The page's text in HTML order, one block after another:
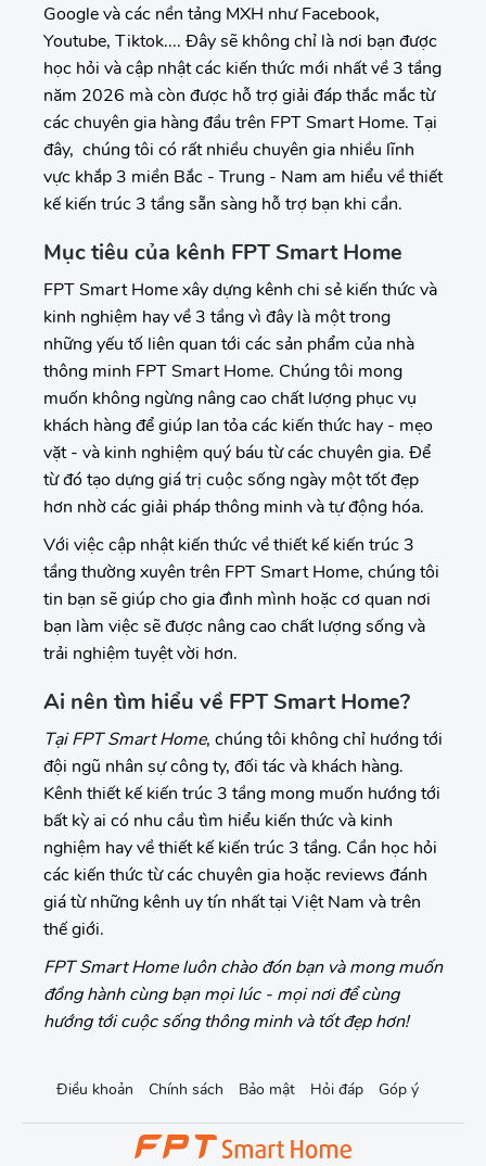
Google và các nền tảng MXH như Facebook,
Youtube, Tiktok.... Đây sẽ không chỉ là nơi bạn được
học hỏi và cập nhật các kiến thức mới nhất về 3 tầng
năm 2026 mà còn được hỗ trợ giải đáp thắc mắc từ
các chuyên gia hàng đầu trên FPT Smart Home. Tại
đây, chúng tôi có rất nhiều chuyên gia nhiều lĩnh
vực khắp 3 miền Bắc - Trung - Nam am hiểu về thiết
kế kiến trúc 3 tầng sẵn sàng hỗ trợ bạn khi cần.
Mục tiêu của kênh FPT Smart Home
FPT Smart Home xây dựng kênh chi sẻ kiến thức và
kinh nghiệm hay về 3 tầng vì đây là một trong
những yếu tố liên quan tới các sản phẩm của nhà
thông minh FPT Smart Home. Chúng tôi mong
muốn không ngừng nâng cao chất lượng phục vụ
khách hàng để giúp lan tỏa các kiến thức hay - mẹo
vặt - và kinh nghiệm quý báu từ các chuyên gia. Để
từ đó tạo dựng giá trị cuộc sống ngày một tốt đẹp
hơn nhờ các giải pháp thông minh và tự động hóa.
Với việc cập nhật kiến thức về thiết kế kiến trúc 3
tầng thường xuyên trên FPT Smart Home, chúng tôi
tin bạn sẽ giúp cho gia đình mình hoặc cơ quan nơi
bạn làm việc sẽ được nâng cao chất lượng sống và
trải nghiệm tuyệt vời hơn.
Ai nên tìm hiểu về FPT Smart Home?
Tại FPT Smart Home, chúng tôi không chỉ hướng tới
đội ngũ nhân sự công ty, đối tác và khách hàng.
Kênh thiết kế kiến trúc 3 tầng mong muốn hướng tới
bất kỳ ai có nhu cầu tìm hiểu kiến thức và kinh
nghiệm hay về thiết kế kiến trúc 3 tầng. Cần học hỏi
các kiến thức từ các chuyên gia hoặc reviews đánh
giá từ những kênh uy tín nhất tại Việt Nam và trên
thế giới.
FPT Smart Home luôn chào đón bạn và mong muốn
đồng hành cùng bạn mọi lúc - mọi nơi để cùng
hướng tới cuộc sống thông minh và tốt đẹp hơn!
Điều khoản Chính sách Bảo mật Hỏi đáp Góp ý